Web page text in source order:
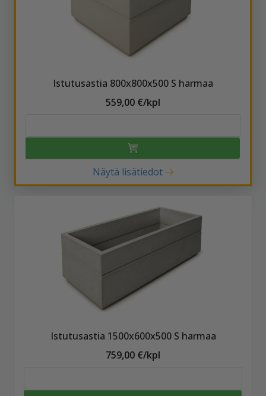
Istutusastia 800x800x500 S harmaa
559,00 €/kpl
Näytä lisätiedot
Istutusastia 1500x600x500 S harmaa
759,00 €/kpl